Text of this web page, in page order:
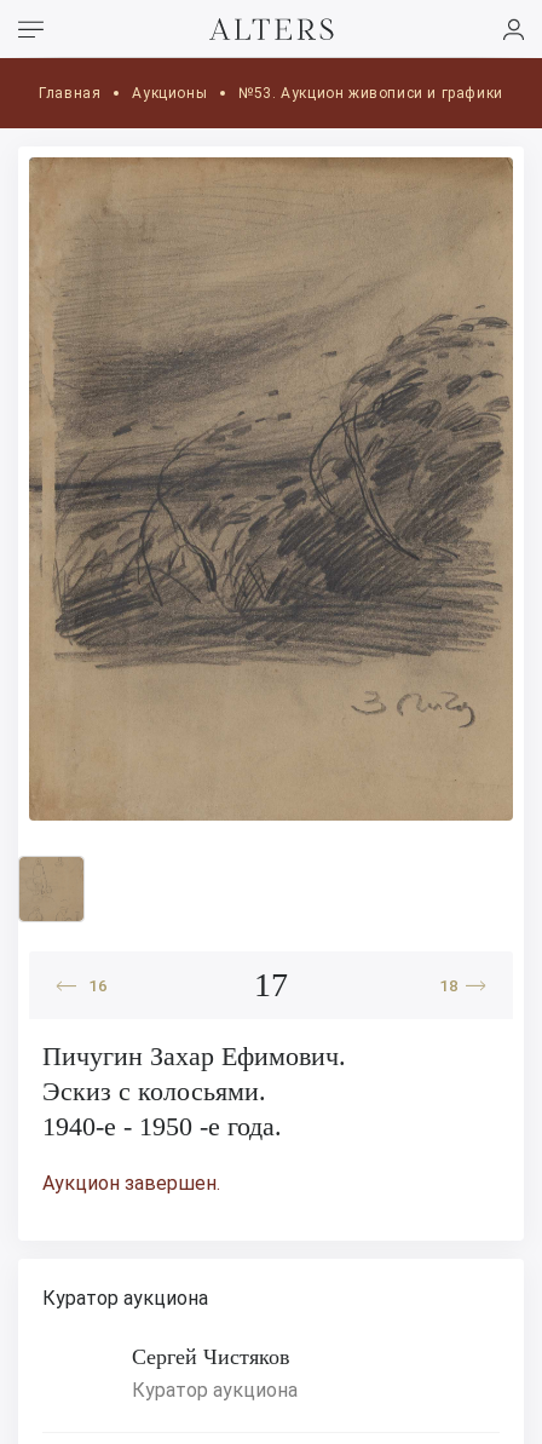
Главная Аукционы №53. Аукцион живописи и графики
16 17 18
Пичугин Захар Ефимович.
Эскиз с колосьями.
1940-е - 1950 -е года.
Аукцион завершен.
Куратор аукциона
Сергей Чистяков
Куратор аукциона